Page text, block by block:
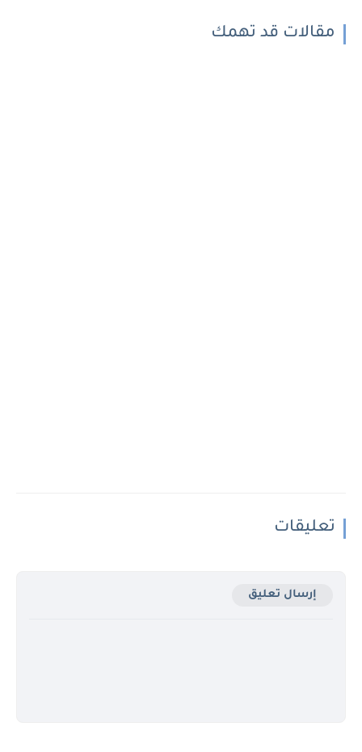
مقالات قد تهمك
تعليقات
إرسال تعليق